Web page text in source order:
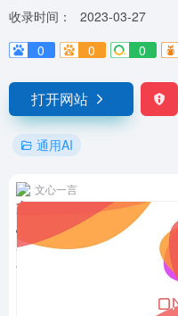
收录时间：
2023-03-27
0
0 0
打开网站
通用AI
文心一言